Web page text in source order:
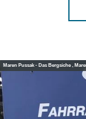
Maren Pussak - Das Bergsiche ,